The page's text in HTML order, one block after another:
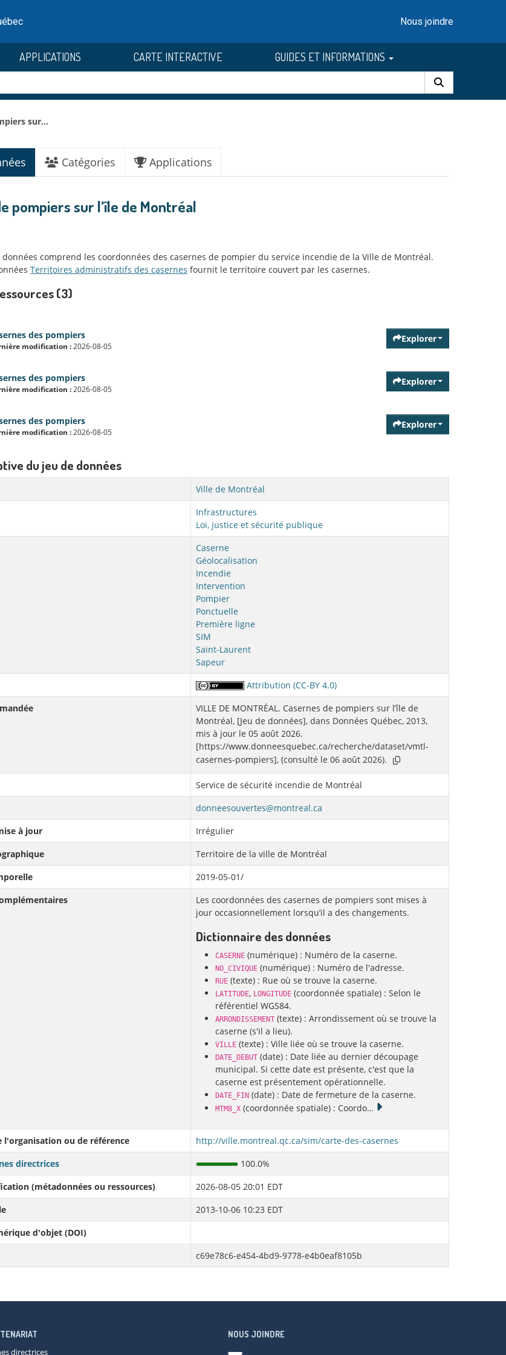
Nous joindre
APPLICATIONS CARTE INTERACTIVE GUIDES ET INFORMATIONS
sur...
Catégories Applications
pompiers sur l’île de Montréal
données comprend les coordonnées des casernes de pompier du service incendie de la Ville de Montréal.
Territoires administratifs des casernes fournit le territoire couvert par les casernes.
(3)
des pompiers
modification :2026-08-05
Explorer
des pompiers
modification :2026-08-05
Explorer
des pompiers
modification :2026-08-05
Explorer
du jeu de données
Ville de Montréal
Infrastructures
Loi, justice et sécurité publique
Caserne
Géolocalisation
Incendie
Intervention
Pompier
Ponctuelle
Première ligne
SIM
Saint-Laurent
Sapeur
Attribution (CC-BY 4.0)
VILLE DE MONTRÉAL. Casernes de pompiers sur l’île de
Montréal, [Jeu de données], dans Données Québec, 2013,
mis à jour le 05 août 2026.
[https://www.donneesquebec.ca/recherche/dataset/vmtl-
casernes-pompiers], (consulté le 06 août 2026).
Service de sécurité incendie de Montréal
donneesouvertes@montreal.ca
à jour
Irrégulier
Territoire de la ville de Montréal
2019-05-01/
Les coordonnées des casernes de pompiers sont mises à
jour occasionnellement lorsqu’il a des changements.
Dictionnaire des données
CASERNE (numérique) : Numéro de la caserne.
NO_CIVIQUE (numérique) : Numéro de l'adresse.
RUE (texte) : Rue où se trouve la caserne.
LATITUDE, LONGITUDE (coordonnée spatiale) : Selon le
référentiel WGS84.
ARRONDISSEMENT (texte) : Arrondissement où se trouve la
caserne (s'il a lieu).
VILLE (texte) : Ville liée où se trouve la caserne.
DATE_DEBUT (date) : Date liée au dernier découpage
municipal. Si cette date est présente, c'est que la
caserne est présentement opérationnelle.
DATE_FIN (date) : Date de fermeture de la caserne.
MTM8_X (coordonnée spatiale) : Coordo…
l'organisation ou de référence
http://ville.montreal.qc.ca/sim/carte-des-casernes
directrices
100.0%
(métadonnées ou ressources)
2026-08-05 20:01 EDT
2013-10-06 10:23 EDT
d'objet (DOI)
c69e78c6-e454-4bd9-9778-e4b0eaf8105b
directrices
NOUS JOINDRE